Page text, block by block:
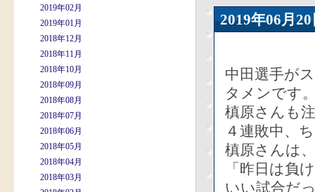
2019年02月
2019年01月
2018年12月
2018年11月
2018年10月
2018年09月
2018年08月
2018年07月
2018年06月
2018年05月
2018年04月
2018年03月
2019年06
中田選手が
タメンです
槙原さんも
４連敗中、
槙原さんは、
「昨日は負
いい試合だ